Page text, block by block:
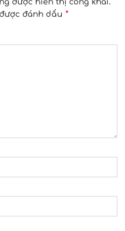
được hiển thị công khai.
đánh dấu *